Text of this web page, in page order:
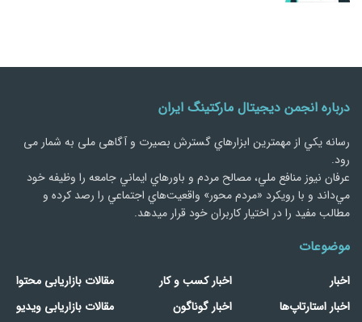
درباره انجمن دیجیتال مارکتینگ ایران
رسانه يكي از مهمترین ابزارهاي گسترش بصیرت و آگاهی ملی به شمار می
رود.
عرفان نیوز منافع ملي، مصالح مردم و باورهاي ايماني جامعه را وظيفه خود
مي‌داند و با رويكرد «مردم‌ محور» واقعيت‌هاي اجتماعي را رصد کرده و
مطالب مفید را در اختیار کاربران خود قرار میدهد.
موضوعات
اخبار
اخبار استارتاپ‌ها
اخبار کسب و کار
اخبار گوناگون
مقالات بازاریابی محتوا
مقالات بازاریابی ویدیو